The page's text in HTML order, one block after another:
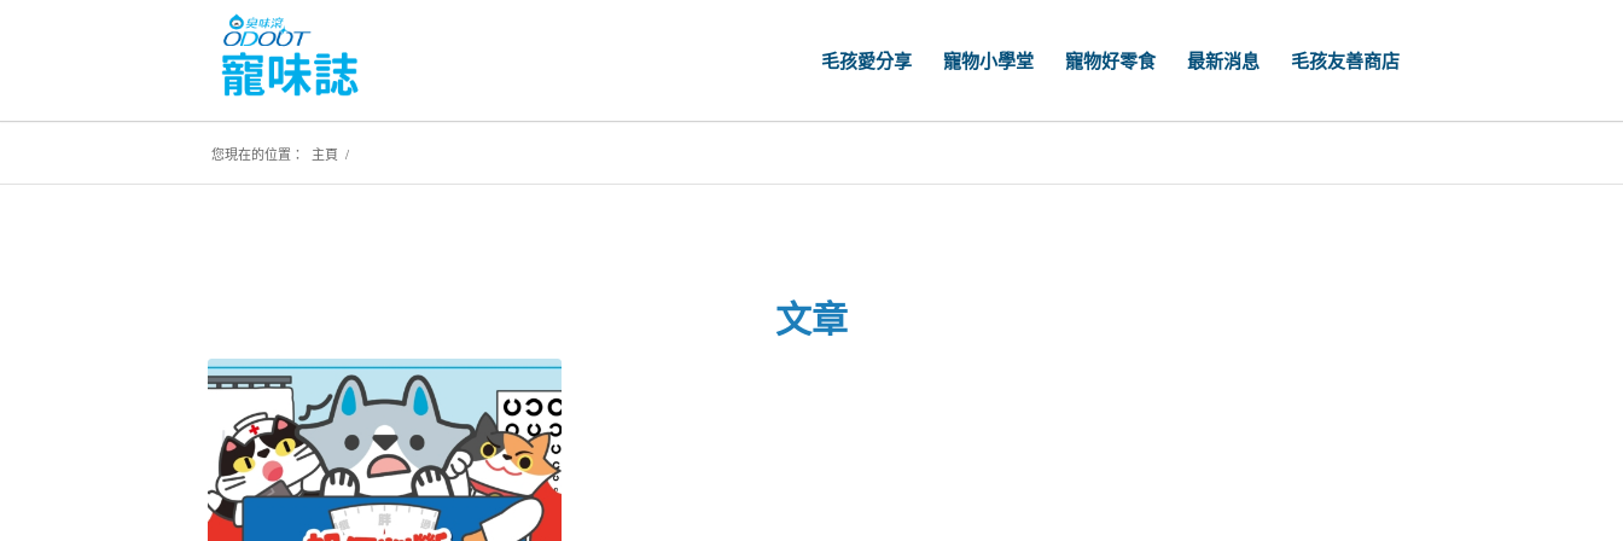
毛孩愛分享 寵物小學堂 寵物好零食 最新消息 毛孩友善商店
您現在的位置： 主頁 /
文章